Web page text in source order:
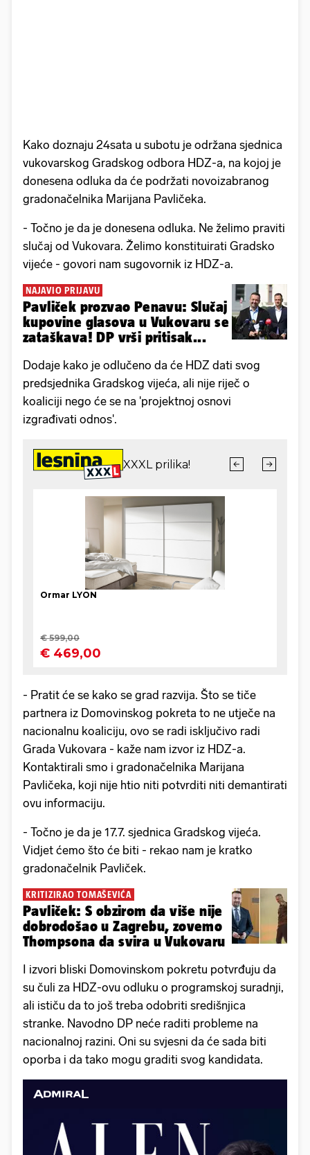
Kako doznaju 24sata u subotu je održana sjednica
vukovarskog Gradskog odbora HDZ-a, na kojoj je
donesena odluka da će podržati novoizabranog
gradonačelnika Marijana Pavličeka.
- Točno je da je donesena odluka. Ne želimo praviti
slučaj od Vukovara. Želimo konstituirati Gradsko
vijeće - govori nam sugovornik iz HDZ-a.
NAJAVIO PRIJAVU
Pavliček prozvao Penavu: Slučaj
kupovine glasova u Vukovaru se
zataškava! DP vrši pritisak...
Dodaje kako je odlučeno da će HDZ dati svog
predsjednika Gradskog vijeća, ali nije riječ o
koaliciji nego će se na 'projektnoj osnovi
izgrađivati odnos'.
- Pratit će se kako se grad razvija. Što se tiče
partnera iz Domovinskog pokreta to ne utječe na
nacionalnu koaliciju, ovo se radi isključivo radi
Grada Vukovara - kaže nam izvor iz HDZ-a.
Kontaktirali smo i gradonačelnika Marijana
Pavličeka, koji nije htio niti potvrditi niti demantirati
ovu informaciju.
- Točno je da je 17.7. sjednica Gradskog vijeća.
Vidjet ćemo što će biti - rekao nam je kratko
gradonačelnik Pavliček.
KRITIZIRAO TOMAŠEVIĆA
Pavliček: S obzirom da više nije
dobrodošao u Zagrebu, zovemo
Thompsona da svira u Vukovaru
I izvori bliski Domovinskom pokretu potvrđuju da
su čuli za HDZ-ovu odluku o programskoj suradnji,
ali ističu da to još treba odobriti središnjica
stranke. Navodno DP neće raditi probleme na
nacionalnoj razini. Oni su svjesni da će sada biti
oporba i da tako mogu graditi svog kandidata.